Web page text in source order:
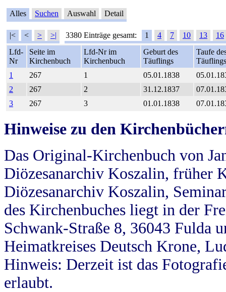
Alles Suchen Auswahl Detail
|< < > >| 3380 Einträge gesamt: 1 4 7 10 13
16
Lfd-
Nr
Seite im
Kirchenbuch
Lfd-Nr im
Kirchenbuch
Geburt des
Täuflings
Taufe
Täuflings
1
267 1 05.01.1838
2
267 2 31.12.1837
3
267 3 01.01.1838
Hinweise zu den
Das Original-Kirchenbuch von
Diözesanarchiv Koszalin, früher
Diözesanarchiv Koszalin,
des Kirchenbuches liegt in der
Schwank-Straße 8, 36043 Fulda
Heimatkreises Deutsch Krone,
Hinweis: Derzeit ist das
erlaubt.